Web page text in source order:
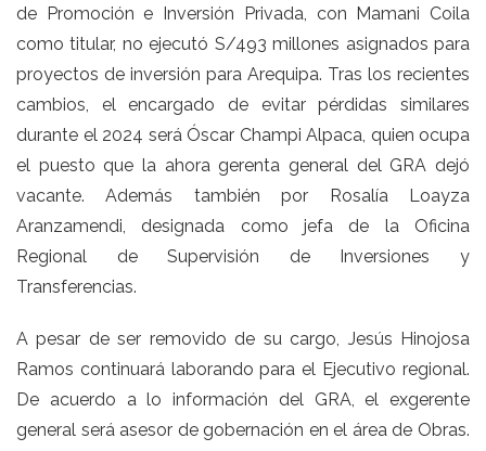
de Promoción e Inversión Privada, con Mamani Coila
como titular, no ejecutó S/493 millones asignados para
proyectos de inversión para Arequipa. Tras los recientes
cambios, el encargado de evitar pérdidas similares
durante el 2024 será Óscar Champi Alpaca, quien ocupa
el puesto que la ahora gerenta general del GRA dejó
vacante. Además también por Rosalía Loayza
Aranzamendi, designada como jefa de la Oficina
Regional de Supervisión de Inversiones y
Transferencias.
A pesar de ser removido de su cargo, Jesús Hinojosa
Ramos continuará laborando para el Ejecutivo regional.
De acuerdo a lo información del GRA, el exgerente
general será asesor de gobernación en el área de Obras.